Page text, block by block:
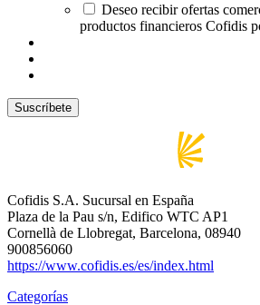
Deseo recibir ofertas
productos financieros Cofidis
Cofidis S.A. Sucursal en España
Plaza de la Pau s/n, Edifico WTC AP1
Cornellà de Llobregat, Barcelona, 08940
900856060
https://www.cofidis.es/es/index.html
Categorías